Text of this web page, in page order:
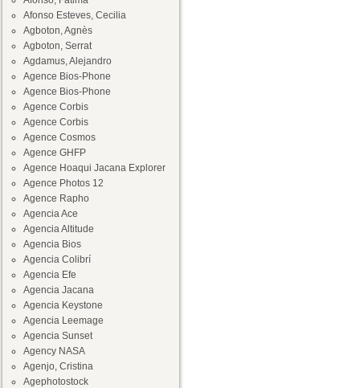
Afonso Esteves, Cecilia
Agboton, Agnès
Agboton, Serrat
Agdamus, Alejandro
Agence Bios-Phone
Agence Bios-Phone
Agence Corbis
Agence Corbis
Agence Cosmos
Agence GHFP
Agence Hoaqui Jacana Explorer
Agence Photos 12
Agence Rapho
Agencia Ace
Agencia Altitude
Agencia Bios
Agencia Colibrí
Agencia Efe
Agencia Jacana
Agencia Keystone
Agencia Leemage
Agencia Sunset
Agency NASA
Agenjo, Cristina
Agephotostock